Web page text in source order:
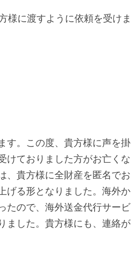
様に渡すように依頼を受けま
す。この度、貴方様に声を掛
けておりました方がお亡くな
、貴方様に全財産を匿名でお
げる形となりました。海外か
たので、海外送金代行サービ
ました。貴方様にも、連絡が